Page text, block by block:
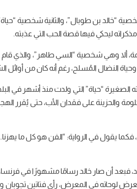
“خالد بن طوبال”، والثانية شخصية
وهي شخصية “السي طاهر”، والذي قام
النضال المُسلح، رغم أنه كان من أوائل
“حياة” التي ولدت منذ أشهر في
يُقيم خالد مع العائلة المكلومة والحزينة على
فكما يقول في الرواية: “الفن هو كل
فبعد أن صار خالد رسامًا مشهورًا في
لوحاته في المعرض، رأى فتاتين تجوبان